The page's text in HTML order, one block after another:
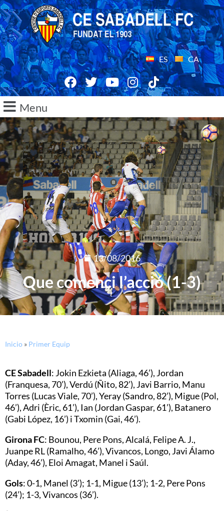
ES CA
Menu
13/08/2016
Que comenci l’acció (1-3)
Inicio » Primer Equip
CE Sabadell: Jokin Ezkieta (Aliaga, 46’), Jordan
(Franquesa, 70’), Verdú (Ñito, 82’), Javi Barrio, Manu
Torres (Lucas Viale, 70’), Yeray (Sandro, 82’), Migue (Pol,
46’), Adri (Èric, 61’), Ian (Jordan Gaspar, 61’), Batanero
(Gabi López, 16’) i Txomin (Gai, 46’).
Girona FC: Bounou, Pere Pons, Alcalá, Felipe A. J.,
Juanpe RL (Ramalho, 46’), Vivancos, Longo, Javi Álamo
(Aday, 46’), Eloi Amagat, Manel i Saúl.
Gols: 0-1, Manel (3’); 1-1, Migue (13’); 1-2, Pere Pons
(24’); 1-3, Vivancos (36’).